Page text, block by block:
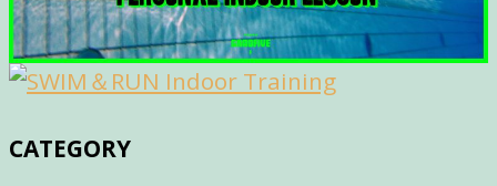
CATEGORY